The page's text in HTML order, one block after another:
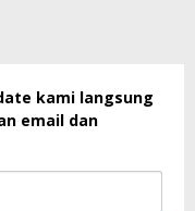
kami langsung
email dan